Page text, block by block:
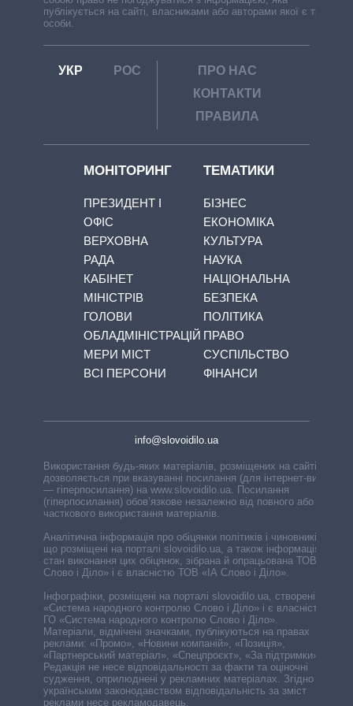
публікується на сайті, власниками або авторами якої є треті
особи.
УКР РОС
ПРО НАС
КОНТАКТИ
ПРАВИЛА
МОНІТОРИНГ
ПРЕЗИДЕНТ І
ОФІС
ВЕРХОВНА
РАДА
КАБІНЕТ
МІНІСТРІВ
ГОЛОВИ
ОБЛАДМІНІСТРАЦІЙ
МЕРИ МІСТ
ВСІ ПЕРСОНИ
ТЕМАТИКИ
БІЗНЕС
ЕКОНОМІКА
КУЛЬТУРА
НАУКА
НАЦІОНАЛЬНА
БЕЗПЕКА
ПОЛІТИКА
ПРАВО
СУСПІЛЬСТВО
ФІНАНСИ
info@slovoidilo.ua
Використання будь-яких матеріалів, розміщених на сайті,
дозволяється при вказуванні посилання (для інтернет-видань
— гіперпосилання) на www.slovoidilo.ua. Посилання
(гіперпосилання) обов’язкове незалежно від повного або
часткового використання матеріалів.
Аналітична інформація про обіцянки політиків і чиновників,
що розміщені на порталі slovoidilo.ua, а також інформація про
стан виконання цих обіцянок, зібрана й опрацьована ТОВ «ІА
Слово і Діло» і є власністю ТОВ «ІА Слово і Діло».
Інфографіки, розміщені на порталі slovoidilo.ua, створені ГО
«Система народного контролю Слово і Діло» і є власністю
ГО «Система народного контролю Слово і Діло».
Матеріали, відмічені значками, публікуються на правах
реклами: «Промо», «Новини компаній», «Позиція»,
«Партнерський матеріал», «Спецпроєкт», «За підтримки».
Редакція не несе відповідальності за факти та оціночні
судження, оприлюднені у рекламних матеріалах. Згідно з
українським законодавством відповідальність за зміст
реклами несе рекламодавець.